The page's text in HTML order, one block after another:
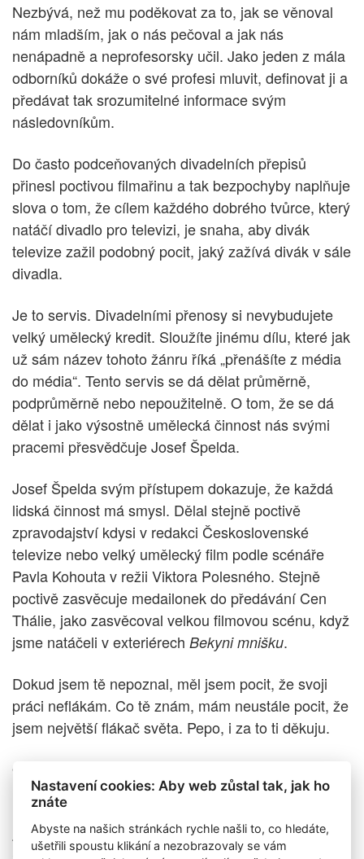
Nezbývá, než mu poděkovat za to, jak se věnoval
nám mladším, jak o nás pečoval a jak nás
nenápadně a neprofesorsky učil. Jako jeden z mála
odborníků dokáže o své profesi mluvit, definovat ji a
předávat tak srozumitelné informace svým
následovníkům.
Do často podceňovaných divadelních přepisů
přinesl poctivou filmařinu a tak bezpochyby naplňuje
slova o tom, že cílem každého dobrého tvůrce, který
natáčí divadlo pro televizi, je snaha, aby divák
televize zažil podobný pocit, jaký zažívá divák v sále
divadla.
Je to servis. Divadelními přenosy si nevybudujete
velký umělecký kredit. Sloužíte jinému dílu, které jak
už sám název tohoto žánru říká „přenášíte z média
do média“. Tento servis se dá dělat průměrně,
podprůměrně nebo nepoužitelně. O tom, že se dá
dělat i jako výsostně umělecká činnost nás svými
pracemi přesvědčuje Josef Špelda.
Josef Špelda svým přístupem dokazuje, že každá
lidská činnost má smysl. Dělal stejně poctivě
zpravodajství kdysi v redakci Československé
televize nebo velký umělecký film podle scénáře
Pavla Kohouta v režii Viktora Polesného. Stejně
poctivě zasvěcuje medailonek do předávání Cen
Thálie, jako zasvěcoval velkou filmovou scénu, když
jsme natáčeli v exteriérech Bekyni mnišku.
Dokud jsem tě nepoznal, měl jsem pocit, že svoji
práci neflákám. Co tě znám, mám neustále pocit, že
jsem největší flákač světa. Pepo, i za to ti děkuju.
Ondřej Kepka
Získaná ocenění:
Nastavení cookies: Aby web zůstal tak, jak ho
znáte
Abyste na našich stránkách rychle našli to, co hledáte,
ušetřili spoustu klikání a nezobrazovaly se vám